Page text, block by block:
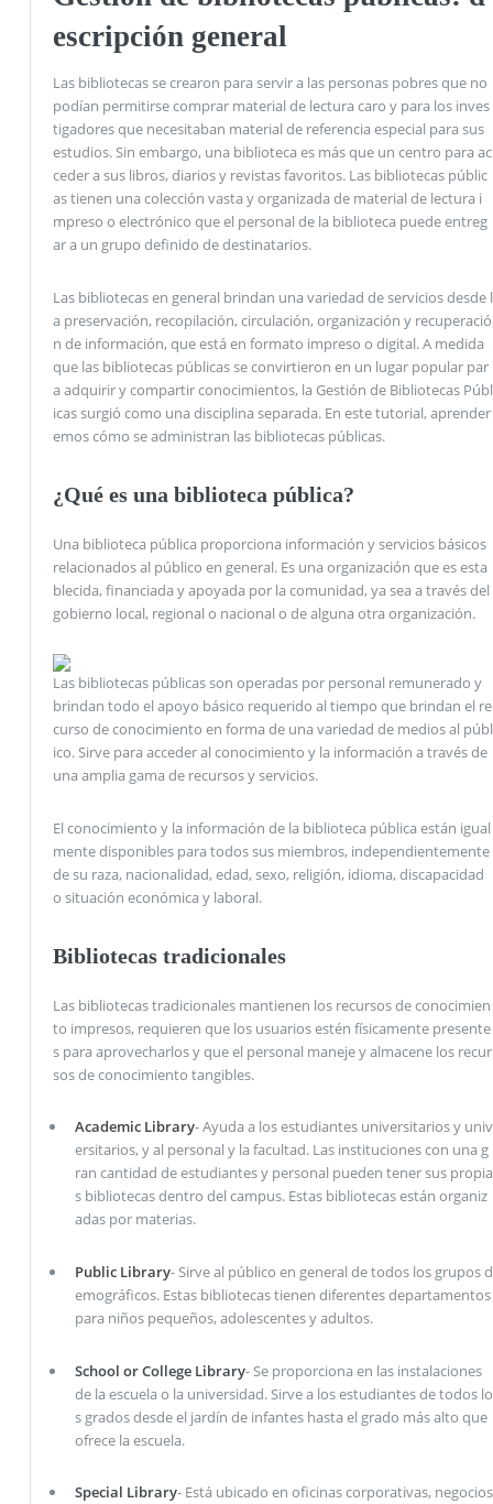
escripción general
Las bibliotecas se crearon para servir a las personas pobres que no
podían permitirse comprar material de lectura caro y para los inves
tigadores que necesitaban material de referencia especial para sus
estudios. Sin embargo, una biblioteca es más que un centro para ac
ceder a sus libros, diarios y revistas favoritos. Las bibliotecas públic
as tienen una colección vasta y organizada de material de lectura i
mpreso o electrónico que el personal de la biblioteca puede entreg
ar a un grupo definido de destinatarios.
Las bibliotecas en general brindan una variedad de servicios desde l
a preservación, recopilación, circulación, organización y recuperació
n de información, que está en formato impreso o digital. A medida
que las bibliotecas públicas se convirtieron en un lugar popular par
a adquirir y compartir conocimientos, la Gestión de Bibliotecas Públ
icas surgió como una disciplina separada. En este tutorial, aprender
emos cómo se administran las bibliotecas públicas.
¿Qué es una biblioteca pública?
Una biblioteca pública proporciona información y servicios básicos
relacionados al público en general. Es una organización que es esta
blecida, financiada y apoyada por la comunidad, ya sea a través del
gobierno local, regional o nacional o de alguna otra organización.
Las bibliotecas públicas son operadas por personal remunerado y
brindan todo el apoyo básico requerido al tiempo que brindan el re
curso de conocimiento en forma de una variedad de medios al públ
ico. Sirve para acceder al conocimiento y la información a través de
una amplia gama de recursos y servicios.
El conocimiento y la información de la biblioteca pública están igual
mente disponibles para todos sus miembros, independientemente
de su raza, nacionalidad, edad, sexo, religión, idioma, discapacidad
o situación económica y laboral.
Bibliotecas tradicionales
Las bibliotecas tradicionales mantienen los recursos de conocimien
to impresos, requieren que los usuarios estén físicamente presente
s para aprovecharlos y que el personal maneje y almacene los recur
sos de conocimiento tangibles.
Academic Library- Ayuda a los estudiantes universitarios y univ
ersitarios, y al personal y la facultad. Las instituciones con una g
ran cantidad de estudiantes y personal pueden tener sus propia
s bibliotecas dentro del campus. Estas bibliotecas están organiz
adas por materias.
Public Library- Sirve al público en general de todos los grupos d
emográficos. Estas bibliotecas tienen diferentes departamentos
para niños pequeños, adolescentes y adultos.
School or College Library- Se proporciona en las instalaciones
de la escuela o la universidad. Sirve a los estudiantes de todos lo
s grados desde el jardín de infantes hasta el grado más alto que
ofrece la escuela.
Special Library- Está ubicado en oficinas corporativas, negocios